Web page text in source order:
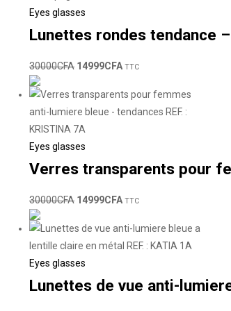
Eyes glasses
Lunettes rondes tendance
30000CFA 14999CFA TTC
Eyes glasses
Verres transparents pour
30000CFA 14999CFA TTC
Eyes glasses
Lunettes de vue anti-